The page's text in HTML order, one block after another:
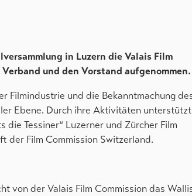
in Luzern die Valais Film
und den Vorstand aufgenommen.
Filmindustrie und die Bekanntmachung
Ebene. Durch ihre Aktivitäten unterstützt
Tessiner“ Luzerner und Zürcher Film
der Film Commission Switzerland.
von der Valais Film Commission das